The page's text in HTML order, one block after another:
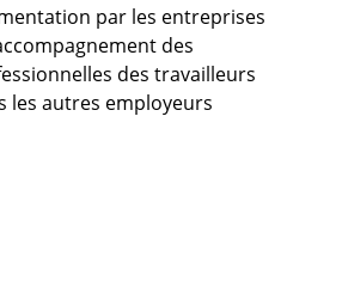
par les entreprises
des
des travailleurs
les autres employeurs